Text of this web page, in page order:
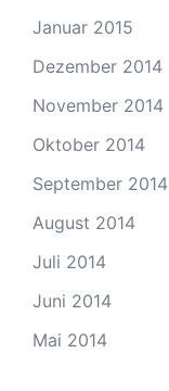
Januar 2015
Dezember 2014
November 2014
Oktober 2014
September 2014
August 2014
Juli 2014
Juni 2014
Mai 2014